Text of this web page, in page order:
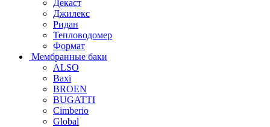
Декаст
Джилекс
Ридан
Тепловодомер
Формат
Мембранные баки
ALSO
Baxi
BROEN
BUGATTI
Cimberio
Global